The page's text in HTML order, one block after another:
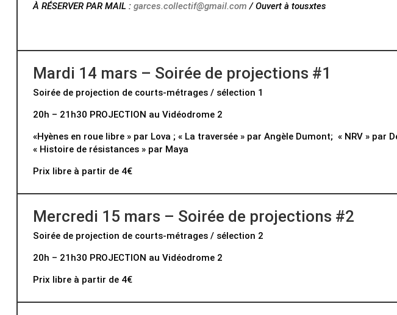
À RÉSERVER PAR MAIL : garces.collectif@gmail.com /Ouvert à tousxtes
Mardi 14 mars – Soirée de projections #1
Soirée de projection de courts-métrages / sélection 1
20h – 21h30 PROJECTION au Vidéodrome 2
«Hyènes en roue libre » par Lova ; « La traversée » par Angèle Dumont; « NRV »
« Histoire de résistances » par Maya
Prix libre à partir de 4€
Mercredi 15 mars – Soirée de projections #2
Soirée de projection de courts-métrages / sélection 2
20h – 21h30 PROJECTION au Vidéodrome 2
Prix libre à partir de 4€